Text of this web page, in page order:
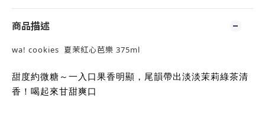
商品描述
wa! cookies 夏茉紅心芭樂 375ml
甜度約微糖～一入口果香明顯，尾韻帶出淡淡茉莉綠茶清
香！喝起來甘甜爽口